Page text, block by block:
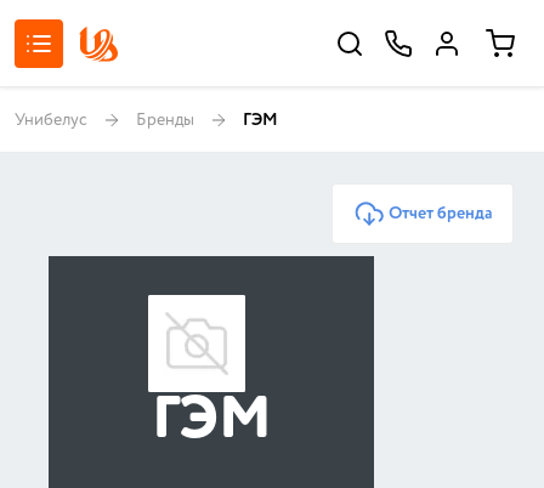
Унибелус Бренды ГЭМ
Отчет бренда
ГЭМ